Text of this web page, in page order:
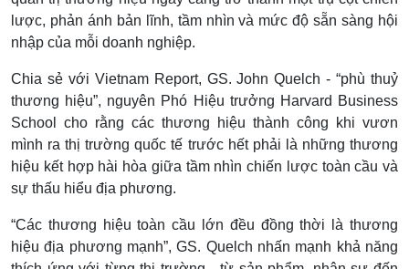
quản trị thương hiệu ngày càng trở thành một trụ cột chiến
lược, phản ánh bản lĩnh, tầm nhìn và mức độ sẵn sàng hội
nhập của mỗi doanh nghiệp.
Chia sẻ với Vietnam Report, GS. John Quelch - “phù thuỷ
thương hiệu”, nguyên Phó Hiệu trưởng Harvard Business
School cho rằng các thương hiệu thành công khi vươn mình
ra thị trường quốc tế trước hết phải là những thương hiệu
kết hợp hài hòa giữa tầm nhìn chiến lược toàn cầu và sự
thấu hiểu địa phương.
“Các thương hiệu toàn cầu lớn đều đồng thời là thương
hiệu địa phương mạnh”, GS. Quelch nhấn mạnh khả năng